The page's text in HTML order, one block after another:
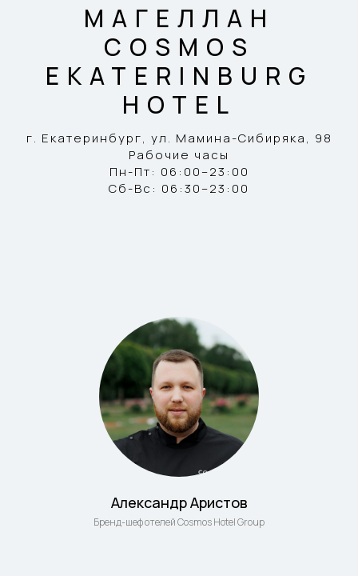
МАГЕЛЛАН
COSMOS
EKATERINBURG
HOTEL
г. Екатеринбург, ул. Мамина-Сибиряка, 98
Рабочие часы
Пн-Пт: 06:00–23:00
Сб-Вс: 06:30–23:00
Александр Аристов
Бренд-шеф отелей Cosmos Hotel Group